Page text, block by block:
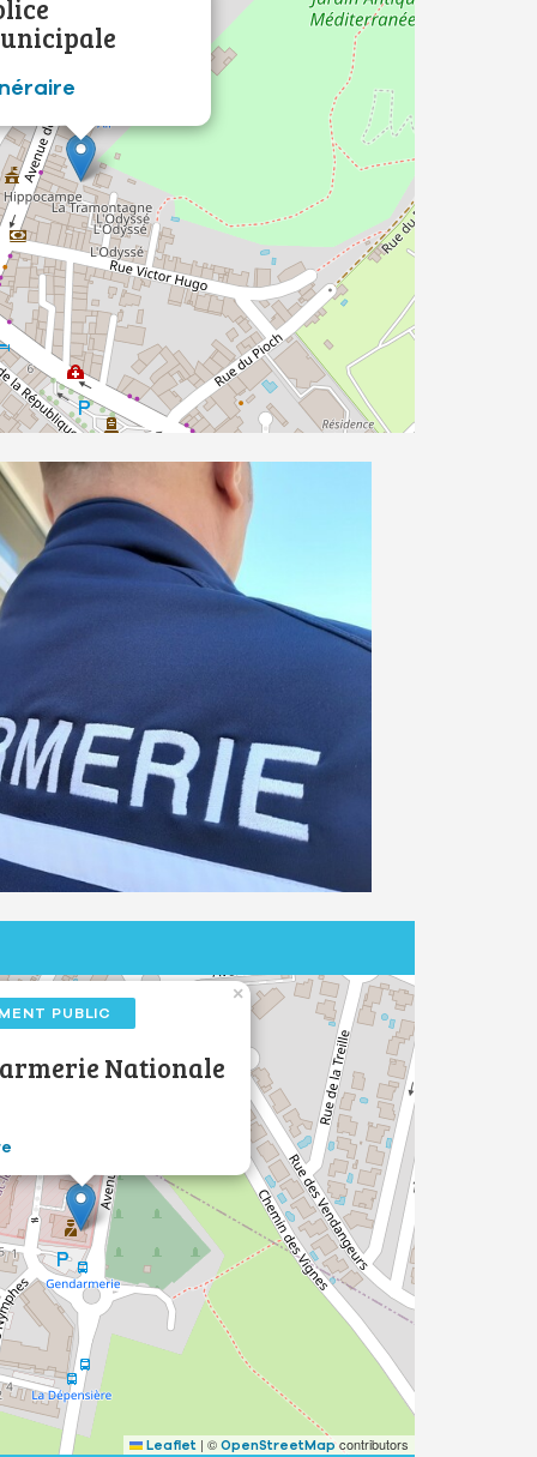
PUBLIC
Nationale
×
Leaflet | © OpenStreetMapcontributors